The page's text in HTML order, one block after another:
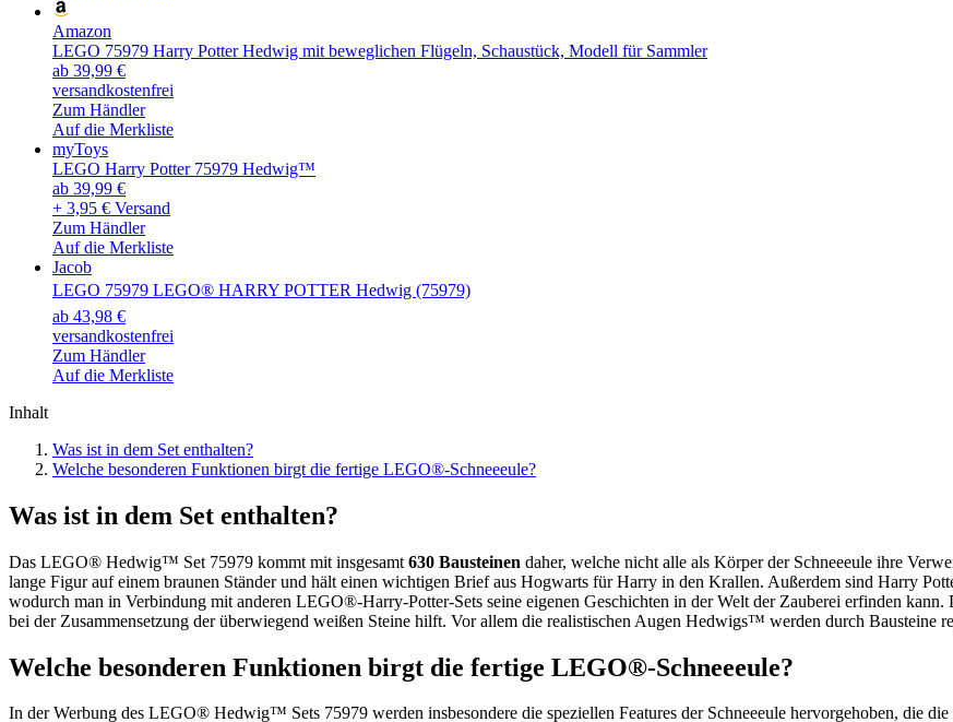
Amazon
LEGO 75979 Harry Potter Hedwig mit beweglichen Flügeln, Schaustück, Modell für Sammler
ab 39,99 €
versandkostenfrei
Zum Händler
Auf die Merkliste
myToys
LEGO Harry Potter 75979 Hedwig™
ab 39,99 €
+ 3,95 € Versand
Zum Händler
Auf die Merkliste
Jacob
LEGO 75979 LEGO® HARRY POTTER Hedwig (75979)
ab 43,98 €
versandkostenfrei
Zum Händler
Auf die Merkliste
Inhalt
Was ist in dem Set enthalten?
Welche besonderen Funktionen birgt die fertige LEGO®-Schneeeule?
Was ist in dem Set enthalten?
Das LEGO® Hedwig™ Set 75979 kommt mit insgesamt 630 Bausteinen daher, welche nicht alle als Körper der Schneeeule ihre
lange Figur auf einem braunen Ständer und hält einen wichtigen Brief aus Hogwarts für Harry in den Krallen. Außerdem sind Harry
wodurch man in Verbindung mit anderen LEGO®-Harry-Potter-Sets seine eigenen Geschichten in der Welt der Zauberei erfinden
bei der Zusammensetzung der überwiegend weißen Steine hilft. Vor allem die realistischen Augen Hedwigs™ werden durch Bausteine
Welche besonderen Funktionen birgt die fertige LEGO®-Schneeeule?
In der Werbung des LEGO® Hedwig™ Sets 75979 werden insbesondere die speziellen Features der Schneeeule hervorgehoben, die